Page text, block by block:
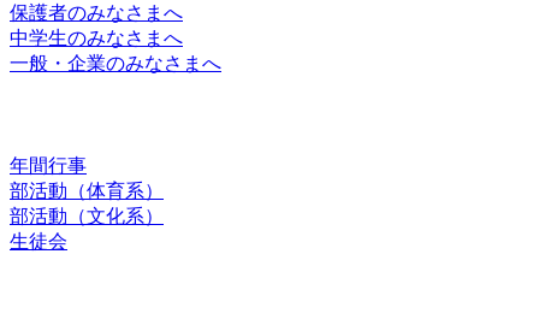
保護者のみなさまへ
中学生のみなさまへ
一般・企業のみなさまへ
年間行事
部活動（体育系）
部活動（文化系）
生徒会